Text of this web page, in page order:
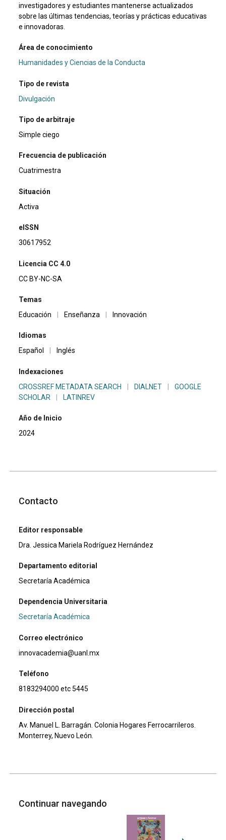
investigadores y estudiantes mantenerse actualizados
sobre las últimas tendencias, teorías y prácticas educativas
e innovadoras.
Área de conocimiento
Humanidades y Ciencias de la Conducta
Tipo de revista
Divulgación
Tipo de arbitraje
Simple ciego
Frecuencia de publicación
Cuatrimestra
Situación
Activa
eISSN
30617952
Licencia CC 4.0
CC BY-NC-SA
Temas
Educación
Enseñanza Innovación
Idiomas
Español
Inglés
Indexaciones
CROSSREF METADATA SEARCH
DIALNET
GOOGLE
SCHOLAR
LATINREV
Año de Inicio
2024
Contacto
Editor responsable
Dra. Jessica Mariela Rodríguez Hernández
Departamento editorial
Secretaría Académica
Dependencia Universitaria
Secretaría Académica
Correo electrónico
innovacademia@uanl.mx
Teléfono
8183294000 etc 5445
Dirección postal
Av. Manuel L. Barragán. Colonia Hogares Ferrocarrileros.
Monterrey, Nuevo León.
Continuar navegando